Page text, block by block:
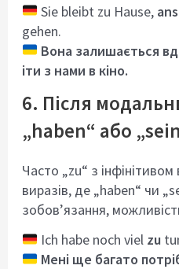
Sie bleibt zu Hause,
gehen.
Вона залишається
іти з нами в кіно.
6. Після
„haben“ або
Часто „zu“ з
виразів, де „haben“ чи
зобов’язання,
Ich habe noch viel zu
Мені ще багато